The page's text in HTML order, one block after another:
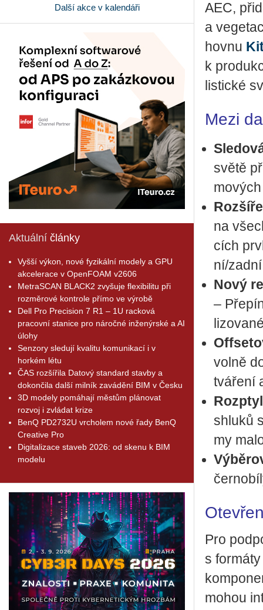
Další akce v kalendáři
Aktuální články
Vyšší výkon, nové fyzikální modely a GPU
akcelerace v OpenFOAM v2606
MetraSCAN BLACK2 zvyšuje flexibilitu při
rozměrové kontrole přímo ve výrobě
Dell Pro Precision 7 R1 – 1U racková
pracovní stanice pro náročné inženýrské a AI
úlohy
Senzory sledují kvalitu komunikací i v
horkém létu
ČAS rozšířila Datový standard stavby a
dokončila další milník zavádění BIM v Česku
3D modely pomáhají městům plánovat
rozvoj i zvládat krize
BenQ PD2732U vrcholem nové řady BenQ
Creative Pro
Digitalizace staveb 2026: od skenu k BIM
modelu
AEC,
a
hov­nu
k
lis­tic­ké
Mezi
světě
na
cích
ní/
Nový
–
volně
tvá­ře­ní
shlu­ků
my
Pro
s
mohou